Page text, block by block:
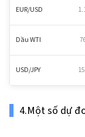
EUR/USD
Dầu WTI
USD/JPY
4.Một số dự